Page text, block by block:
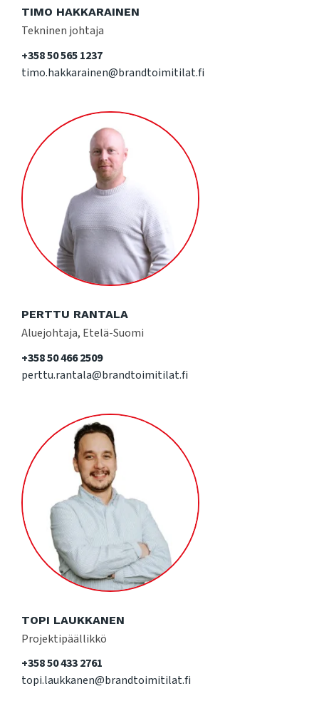
TIMO HAKKARAINEN
Tekninen johtaja
+358 50 565 1237
timo.hakkarainen@brandtoimitilat.fi
PERTTU RANTALA
Aluejohtaja, Etelä-Suomi
+358 50 466 2509
perttu.rantala@brandtoimitilat.fi
TOPI LAUKKANEN
Projektipäällikkö
+358 50 433 2761
topi.laukkanen@brandtoimitilat.fi